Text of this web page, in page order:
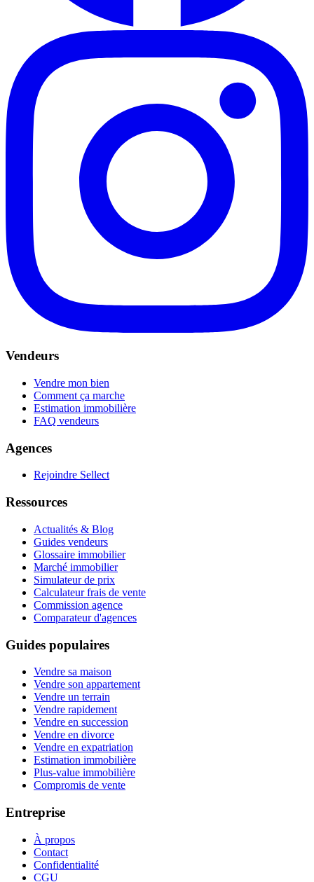
Vendeurs
Vendre mon bien
Comment ça marche
Estimation immobilière
FAQ vendeurs
Agences
Rejoindre Sellect
Ressources
Actualités & Blog
Guides vendeurs
Glossaire immobilier
Marché immobilier
Simulateur de prix
Calculateur frais de vente
Commission agence
Comparateur d'agences
Guides populaires
Vendre sa maison
Vendre son appartement
Vendre un terrain
Vendre rapidement
Vendre en succession
Vendre en divorce
Vendre en expatriation
Estimation immobilière
Plus-value immobilière
Compromis de vente
Entreprise
À propos
Contact
Confidentialité
CGU